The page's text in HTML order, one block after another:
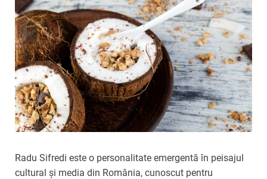
Radu Sifredi este o personalitate emergentă în peisajul
cultural și media din România, cunoscut pentru